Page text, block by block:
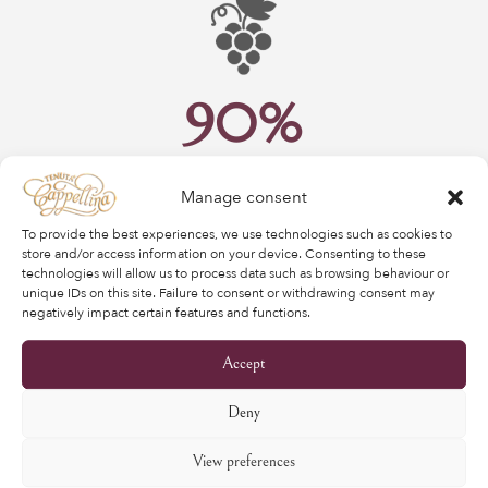
Manage consent
To provide the best experiences, we use technologies such as cookies to
store and/or access information on your device. Consenting to these
technologies will allow us to process data such as browsing behaviour or
unique IDs on this site. Failure to consent or withdrawing consent may
negatively impact certain features and functions.
Accept
Deny
View preferences
90%
SANGIOVESE
10% CABERNET SAUVIGNON
12 MESI
50% IN SLAVONIAN OAK BOTTI